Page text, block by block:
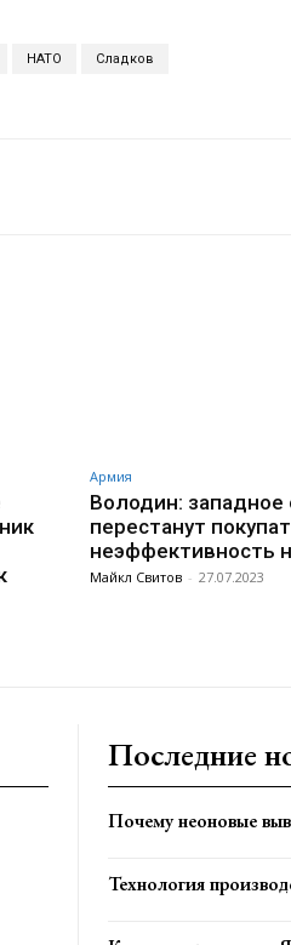
НАТО Сладков
Армия
Володин: западное
перестанут
неэффективность
Майкл Свитов - 27.07.2023
Последние
Почему неоновые
Технология